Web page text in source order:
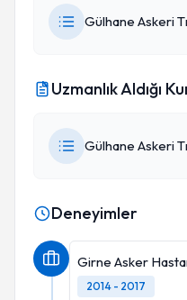
Gülhane Askeri
Uzmanlık Aldığı
Gülhane Askeri
Deneyimler
Girne Asker
2014 - 2017